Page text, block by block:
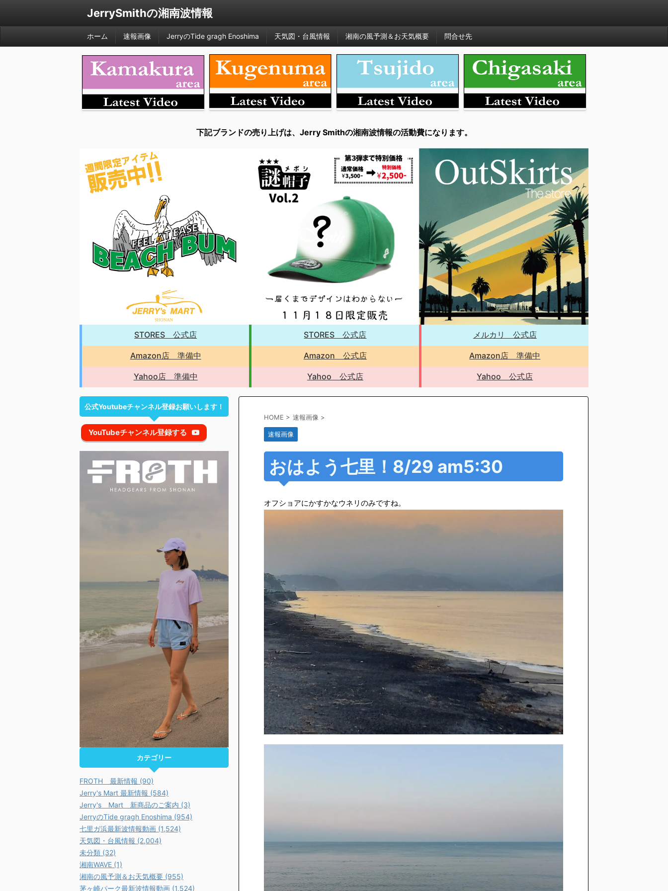
JerrySmithの湘南波情報
ホーム 速報画像 JerryのTide gragh Enoshima 天気図・台風情報 湘南の風予測＆お天気概要 問合せ先
下記ブランドの売り上げは、Jerry Smithの湘南波情報の活動費になります。
STORES 公式店
Amazon店 準備中
Yahoo店 準備中
STORES 公式店
Amazon 公式店
Yahoo 公式店
メルカリ 公式店
Amazon店 準備中
Yahoo 公式店
HOME > 速報画像 >
速報画像
おはよう七里！8/29 am5:30
オフショアにかすかなウネリのみですね。
公式Youtubeチャンネル登録お願いします！
YouTubeチャンネル登録する
カテゴリー
FROTH 最新情報 (90)
Jerry's Mart 最新情報 (584)
Jerry's Mart 新商品のご案内 (3)
JerryのTide gragh Enoshima (954)
七里ガ浜最新波情報動画 (1,524)
天気図・台風情報 (2,004)
未分類 (32)
湘南WAVE (1)
湘南の風予測＆お天気概要 (955)
茅ヶ崎パーク最新波情報動画 (1,524)